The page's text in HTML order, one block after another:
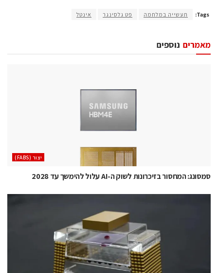
Tags: תעשייה במלחמה פט גלסינגר אינטל
נוספים מאמרים
‫יצור (‪(FABS‬‬
סמסונג: המחסור בזיכרונות לשוק ה-AI עלול להימשך עד 2028